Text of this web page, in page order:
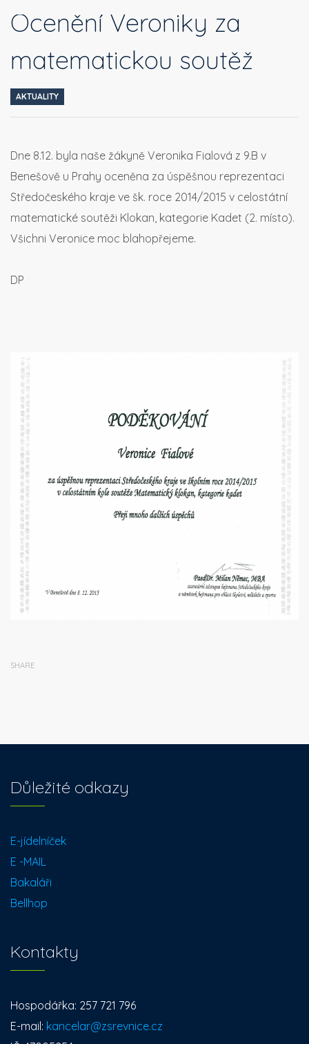
Ocenění Veroniky za
matematickou soutěž
AKTUALITY
Dne 8.12. byla naše žákyně Veronika Fialová z 9.B v
Benešově u Prahy oceněna za úspěšnou reprezentaci
Středočeského kraje ve šk. roce 2014/2015 v celostátní
matematické soutěži Klokan, kategorie Kadet (2. místo).
Všichni Veronice moc blahopřejeme.
DP
SHARE
Důležité odkazy
E-jídelníček
E -MAIL
Bakaláři
Bellhop
Kontakty
Hospodářka: 257 721 796
E-mail: kancelar@zsrevnice.cz